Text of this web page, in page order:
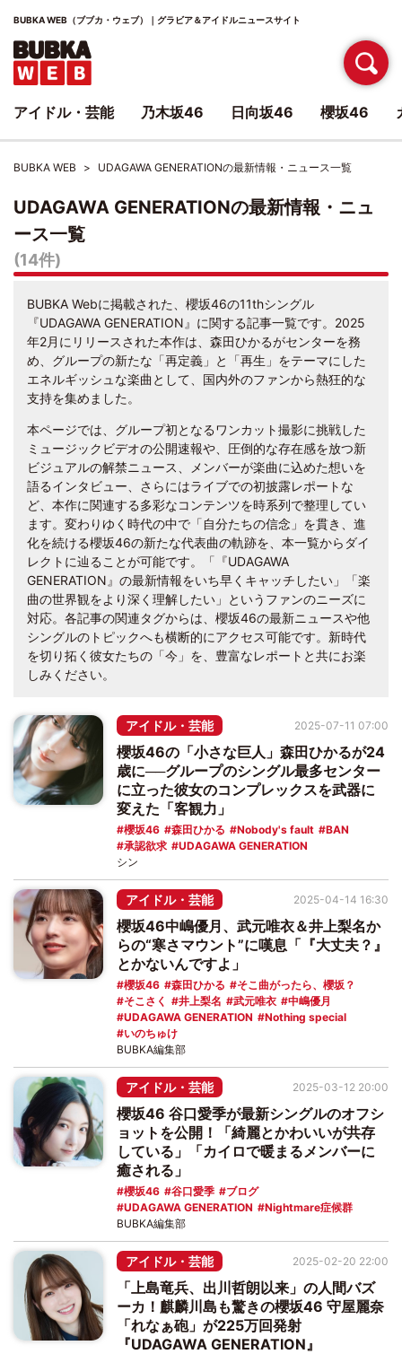
BUBKA WEB（ブブカ・ウェブ）｜グラビア＆アイドルニュースサイト
BUBKA WEB UDAGAWA GENERATIONの最新情報・ニュース一覧
UDAGAWA GENERATIONの最新情報・ニュ
ース一覧
(14件)
BUBKA Webに掲載された、櫻坂46の11thシングル
『UDAGAWA GENERATION』に関する記事一覧です。2025
年2月にリリースされた本作は、森田ひかるがセンターを務
め、グループの新たな「再定義」と「再生」をテーマにした
エネルギッシュな楽曲として、国内外のファンから熱狂的な
支持を集めました。
本ページでは、グループ初となるワンカット撮影に挑戦した
ミュージックビデオの公開速報や、圧倒的な存在感を放つ新
ビジュアルの解禁ニュース、メンバーが楽曲に込めた想いを
語るインタビュー、さらにはライブでの初披露レポートな
ど、本作に関連する多彩なコンテンツを時系列で整理してい
ます。変わりゆく時代の中で「自分たちの信念」を貫き、進
化を続ける櫻坂46の新たな代表曲の軌跡を、本一覧からダイ
レクトに辿ることが可能です。「『UDAGAWA
GENERATION』の最新情報をいち早くキャッチしたい」「楽
曲の世界観をより深く理解したい」というファンのニーズに
対応。各記事の関連タグからは、櫻坂46の最新ニュースや他
シングルのトピックへも横断的にアクセス可能です。新時代
を切り拓く彼女たちの「今」を、豊富なレポートと共にお楽
しみください。
アイドル・芸能
櫻坂46の「小さな巨人」森田ひかるが24
歳に──グループのシングル最多センター
に立った彼女のコンプレックスを武器に
変えた「客観力」
櫻坂46 森田ひかる Nobody's fault
BAN
承認欲求
UDAGAWA GENERATION
2025-07-11 07:00
シン
アイドル・芸能
櫻坂46中嶋優月、武元唯衣＆井上梨名か
らの“寒さマウント”に嘆息「『大丈夫？』
とかないんですよ」
櫻坂46 森田ひかる
そこ曲がったら、櫻坂？
そこさく
井上梨名 武元唯衣
中嶋優月
UDAGAWA GENERATION
Nothing special
いのちゅけ
2025-04-14 16:30
BUBKA編集部
アイドル・芸能
櫻坂46 谷口愛季が最新シングルのオフシ
ョットを公開！「綺麗とかわいいが共存
している」「カイロで暖まるメンバーに
癒される」
櫻坂46 谷口愛季
ブログ
UDAGAWA GENERATION
Nightmare症候群
2025-03-12 20:00
BUBKA編集部
アイドル・芸能
「上島竜兵、出川哲朗以来」の人間バズ
ーカ！麒麟川島も驚きの櫻坂46 守屋麗奈
「れなぁ砲」が225万回発射
『UDAGAWA GENERATION』
2025-02-20 22:00
アイドル・芸能 乃木坂46 日向坂46 櫻坂46